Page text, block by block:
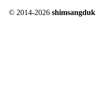
© 2014-2026 shimsangduk